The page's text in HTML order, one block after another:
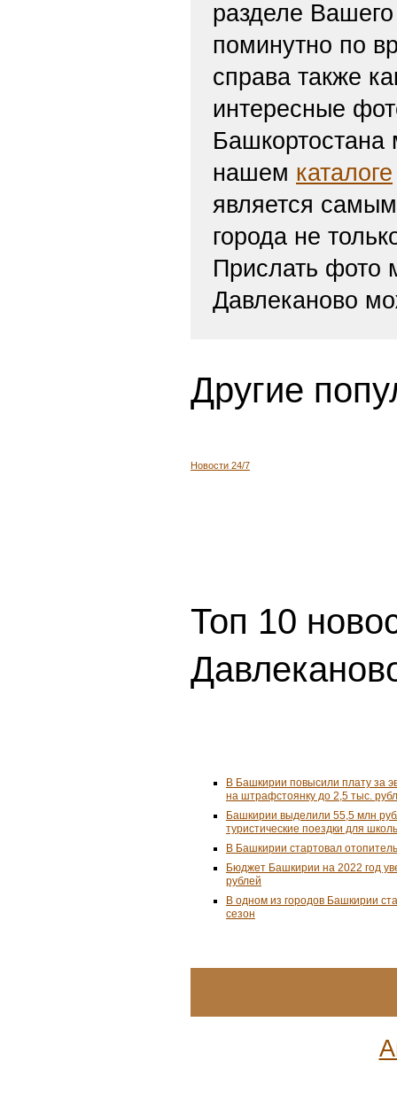
разделе
поминутно по
справа также
интересные
Башкортостана
нашем каталоге
является
города не
Прислать фото
Давлеканово
Другие
Новости 24/7
Топ 10
В Башкирии повысили плату за
на штрафстоянку до 2,5 тыс.
Башкирии выделили 55,5 млн
туристические поездки для
В Башкирии стартовал
Бюджет Башкирии на 2022 год
рублей
В одном из городов Башкирии
сезон